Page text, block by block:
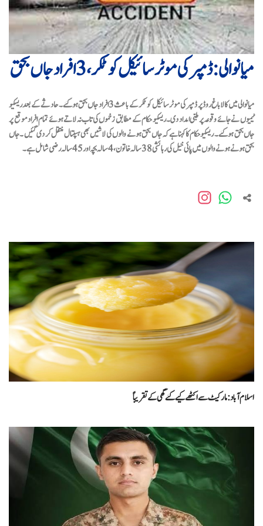
میانوالی: ڈمپر کی موٹر سائیکل کو ٹکر، 3 افراد جاں بحق
میانوالی میں کالاباغ روڈ پر ڈمپر کی موٹر سائیکل کو ٹکر کے باعث 3 افراد جاں بحق ہوگئے ۔
حادثے کے بعد ریسکیو
ٹیمیوں نے جائے وقوعہ پر طبی امداد دی۔ ریسکیو حکام کے مطابق زخموں کی تاب نہ لاتے ہوئے تمام افراد موقع پر
جاں بحق ہوگئے ۔ ریسکیو حکام کا کہنا ہے کہ جاں بحق ہونے والوں کی لاشیں بھی ہسپتال منتقل کر دی گئیں ۔ جاں
بحق ہونے ہونے والوں میں پائی خیل کی رہائشی 38 سالہ خاتون، 4سالہ بچہ اور 45 سالہ رضی شامل ہے ۔
اسلام آباد : مارکیٹ سےاکٹھےکیے گئے گھی کے تقریباً